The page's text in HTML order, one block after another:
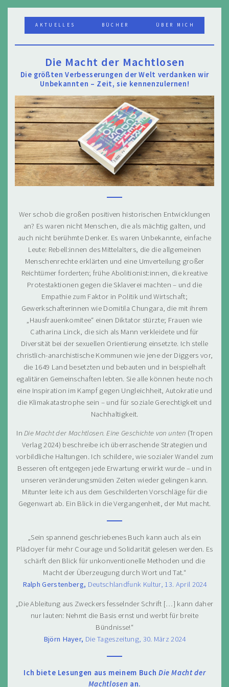
AKTUELLES BÜCHER ÜBER MICH
Die Macht der Machtlosen
Die größten Verbesserungen der Welt verdanken wir
Unbekannten – Zeit, sie kennenzulernen!
Wer schob die großen positiven historischen Entwicklungen
an? Es waren nicht Menschen, die als mächtig galten, und
auch nicht berühmte Denker. Es waren Unbekannte, einfache
Leute: Rebell:innen des Mittelalters, die die allgemeinen
Menschenrechte erklärten und eine Umverteilung großer
Reichtümer forderten; frühe Abolitionist:innen, die kreative
Protestaktionen gegen die Sklaverei machten – und die
Empathie zum Faktor in Politik und Wirtschaft;
Gewerkschafterinnen wie Domitila Chungara, die mit ihrem
„Hausfrauenkomitee“ einen Diktator stürzte; Frauen wie
Catharina Linck, die sich als Mann verkleidete und für
Diversität bei der sexuellen Orientierung einsetzte. Ich stelle
christlich-anarchistische Kommunen wie jene der Diggers vor,
die 1649 Land besetzten und bebauten und in beispielhaft
egalitären Gemeinschaften lebten. Sie alle können heute noch
eine Inspiration im Kampf gegen Ungleichheit, Autokratie und
die Klimakatastrophe sein – und für soziale Gerechtigkeit und
Nachhaltigkeit.
InDie Macht der Machtlosen. Eine Geschichte von unten (Tropen
Verlag 2024) beschreibe ich überraschende Strategien und
vorbildliche Haltungen. Ich schildere, wie sozialer Wandel zum
Besseren oft entgegen jede Erwartung erwirkt wurde – und in
unseren veränderungsmüden Zeiten wieder gelingen kann.
Mitunter leite ich aus dem Geschilderten Vorschläge für die
Gegenwart ab. Ein Blick in die Vergangenheit, der Mut macht.
„Sein spannend geschriebenes Buch kann auch als ein
Plädoyer für mehr Courage und Solidarität gelesen werden. Es
schärft den Blick für unkonventionelle Methoden und die
Macht der Überzeugung durch Wort und Tat.“
Ralph Gerstenberg, Deutschlandfunk Kultur, 13. April 2024
„Die Ableitung aus Zweckers fesselnder Schrift […] kann daher
nur lauten: Nehmt die Basis ernst und werbt für breite
Bündnisse!“
Björn Hayer, Die Tageszeitung, 30. März 2024
Ich biete Lesungen aus meinem Buch Die Macht der
Machtlosen an.